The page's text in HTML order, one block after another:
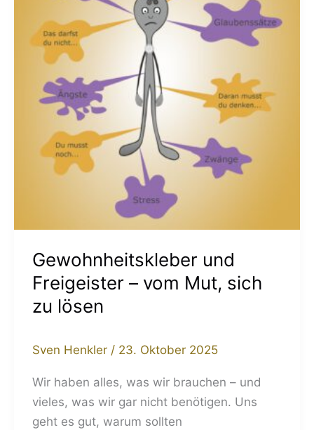
Gewohnheitskleber und
Freigeister – vom Mut, sich
zu lösen
Sven Henkler / 23. Oktober 2025
Wir haben alles, was wir brauchen – und
vieles, was wir gar nicht benötigen. Uns
geht es gut, warum sollten
vom
Mut,
sich
zu
lösen